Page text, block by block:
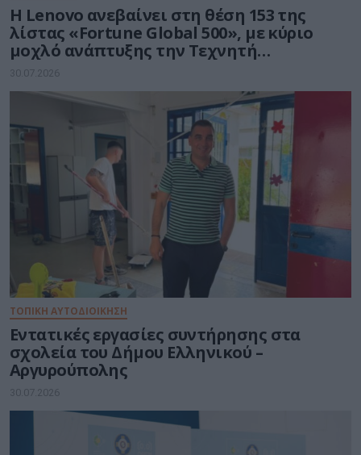
Η Lenovo ανεβαίνει στη θέση 153 της
λίστας «Fortune Global 500», με κύριο
μοχλό ανάπτυξης την Τεχνητή
Νοημοσύνη
30.07.2026
ΤΟΠΙΚΗ ΑΥΤΟΔΙΟΙΚΗΣΗ
Εντατικές εργασίες συντήρησης στα
σχολεία του Δήμου Ελληνικού –
Αργυρούπολης
30.07.2026